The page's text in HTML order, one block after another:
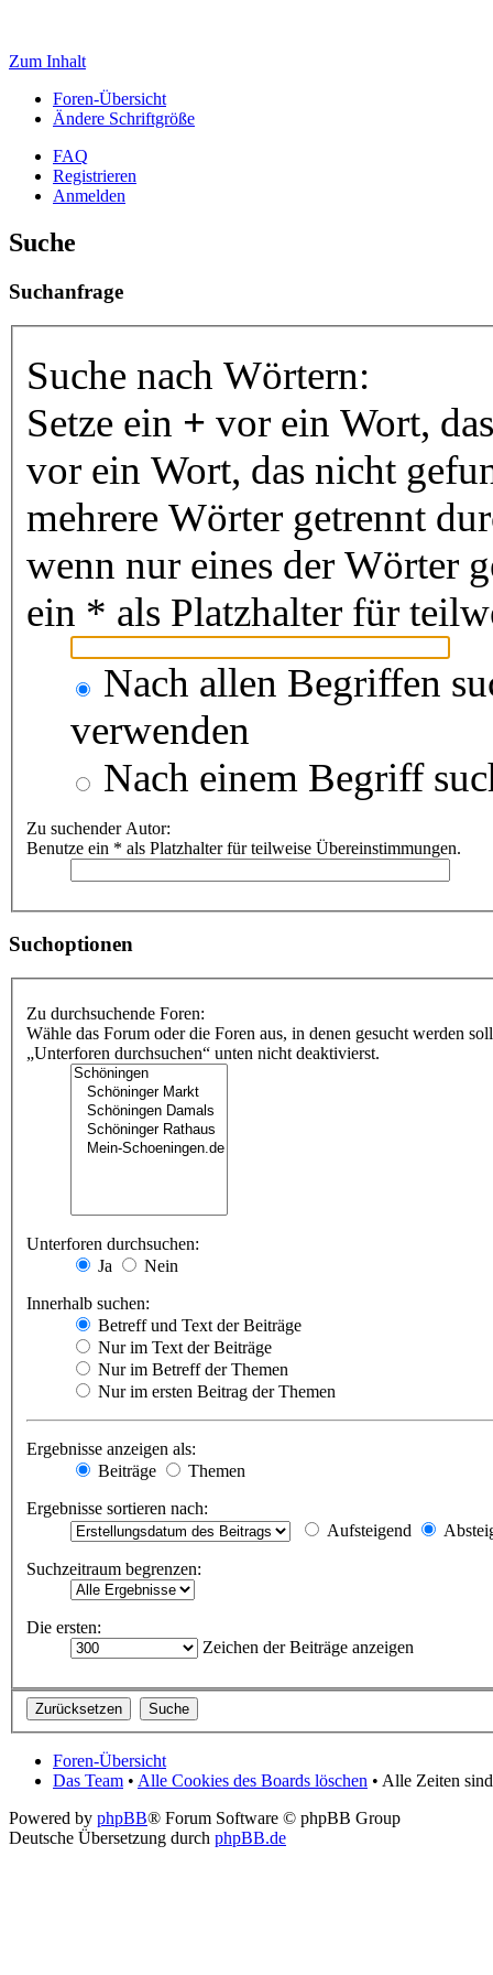
Zum Inhalt
Foren-Übersicht
Ändere Schriftgröße
FAQ
Registrieren
Anmelden
Suche
Suchanfrage
Suche nach Wörtern:
Setze ein + vor ein Wort,
vor ein Wort, das nicht
mehrere Wörter getrennt
wenn nur eines der Wörter
ein * als Platzhalter für
Nach allen Begriffen
verwenden
Nach einem Begriff
Zu suchender Autor:
Benutze ein * als Platzhalter für teilweise Übereinstimmungen.
Suchoptionen
Zu durchsuchende Foren:
Wähle das Forum oder die Foren aus, in denen gesucht werden
„Unterforen durchsuchen“ unten nicht deaktivierst.
Unterforen durchsuchen:
Ja
Nein
Innerhalb suchen:
Betreff und Text der Beiträge
Nur im Text der Beiträge
Nur im Betreff der Themen
Nur im ersten Beitrag der Themen
Ergebnisse anzeigen als:
Beiträge
Themen
Ergebnisse sortieren nach:
Aufsteigend
Suchzeitraum begrenzen:
Die ersten:
Zeichen der Beiträge anzeigen
Foren-Übersicht
Das Team • Alle Cookies des Boards löschen • Alle Zeiten
Powered by phpBB® Forum Software © phpBB Group
Deutsche Übersetzung durch phpBB.de